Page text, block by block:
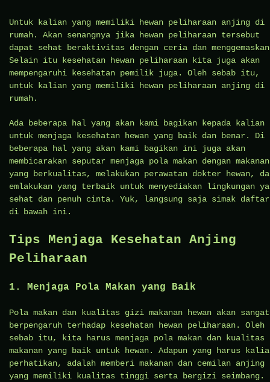
Untuk kalian yang memiliki hewan peliharaan anjing di
rumah. Akan senangnya jika hewan peliharaan tersebut
dapat sehat beraktivitas dengan ceria dan
Selain itu kesehatan hewan peliharaan kita juga akan
mempengaruhi kesehatan pemilik juga. Oleh sebab itu,
untuk kalian yang memiliki hewan peliharaan anjing di
rumah.
Ada beberapa hal yang akan kami bagikan kepada kalian
untuk menjaga kesehatan hewan yang baik dan benar. Di
beberapa hal yang akan kami bagikan ini juga akan
membicarakan seputar menjaga pola makan dengan makanan
yang berkualitas, melakukan perawatan dokter hewan,
emlakukan yang terbaik untuk menyediakan lingkungan
sehat dan penuh cinta. Yuk, langsung saja simak daftar
di bawah ini.
Tips Menjaga Kesehatan Anjing
Peliharaan
1. Menjaga Pola Makan yang Baik
Pola makan dan kualitas gizi makanan hewan akan sangat
berpengaruh terhadap kesehatan hewan peliharaan. Oleh
sebab itu, kita harus menjaga pola makan dan kualitas
makanan yang baik untuk hewan. Adapun yang harus
perhatikan, adalah memberi makanan dan cemilan anjing
yang memiliki kualitas tinggi serta bergizi seimbang.